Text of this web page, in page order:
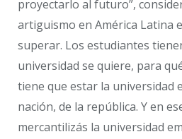
proyectarlo al futuro”,
artiguismo en América Latina
superar. Los estudiantes
universidad se quiere, para
tiene que estar la universidad
nación, de la república. Y en
mercantilizás la universidad